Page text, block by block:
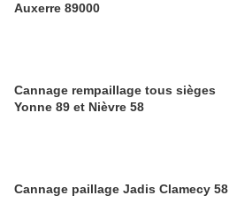
Auxerre 89000
Cannage rempaillage tous sièges
Yonne 89 et Nièvre 58
Cannage paillage Jadis Clamecy 58